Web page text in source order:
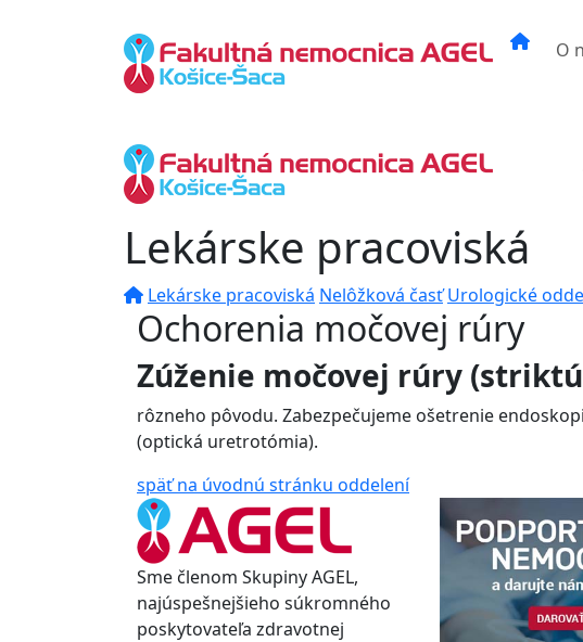
O
Lekárske pracoviská
Lekárske pracoviská Nelôžková časť Urologické
Ochorenia močovej rúry
Zúženie močovej rúry
rôzneho pôvodu. Zabezpečujeme ošetrenie
(optická uretrotómia).
späť na úvodnú stránku oddelení
Sme členom Skupiny AGEL,
najúspešnejšieho súkromného
poskytovateľa zdravotnej